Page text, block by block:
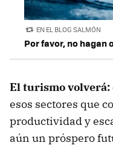
EN EL BLOG SALMÓN
Por favor, no hagan
El turismo volverá:
esos sectores que
productividad y
aún un próspero